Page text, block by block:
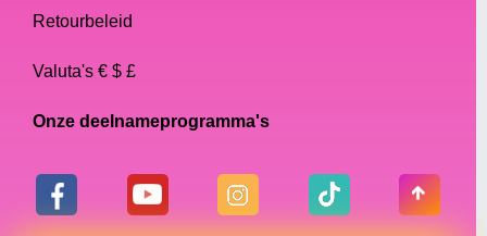
Retourbeleid
Valuta's € $ £
Onze deelnameprogramma's